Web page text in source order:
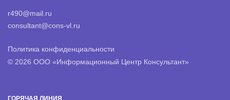
r490@mail.ru
consultant@cons-vl.ru
Политика конфиденциальности
© 2026 ООО «Информационный Центр Консультант»
ГОРЯЧАЯ ЛИНИЯ